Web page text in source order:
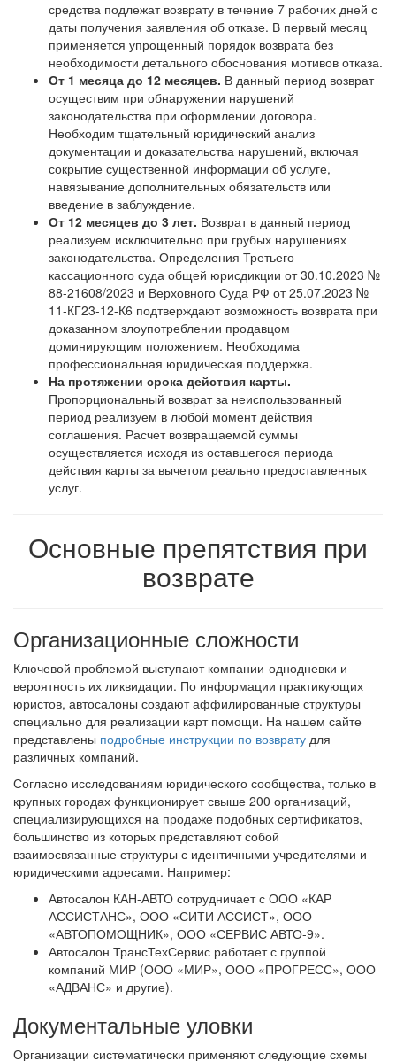
средства подлежат возврату в течение 7 рабочих дней с
даты получения заявления об отказе. В первый месяц
применяется упрощенный порядок возврата без
необходимости детального обоснования мотивов отказа.
От 1 месяца до 12 месяцев. В данный период возврат
осуществим при обнаружении нарушений
законодательства при оформлении договора.
Необходим тщательный юридический анализ
документации и доказательства нарушений, включая
сокрытие существенной информации об услуге,
навязывание дополнительных обязательств или
введение в заблуждение.
От 12 месяцев до 3 лет. Возврат в данный период
реализуем исключительно при грубых нарушениях
законодательства. Определения Третьего
кассационного суда общей юрисдикции от 30.10.2023 №
88-21608/2023 и Верховного Суда РФ от 25.07.2023 №
11-КГ23-12-К6 подтверждают возможность возврата при
доказанном злоупотреблении продавцом
доминирующим положением. Необходима
профессиональная юридическая поддержка.
На протяжении срока действия карты.
Пропорциональный возврат за неиспользованный
период реализуем в любой момент действия
соглашения. Расчет возвращаемой суммы
осуществляется исходя из оставшегося периода
действия карты за вычетом реально предоставленных
услуг.
Основные препятствия при
возврате
Организационные сложности
Ключевой проблемой выступают компании-однодневки и
вероятность их ликвидации. По информации практикующих
юристов, автосалоны создают аффилированные структуры
специально для реализации карт помощи. На нашем сайте
представлены подробные инструкции по возврату для
различных компаний.
Согласно исследованиям юридического сообщества, только в
крупных городах функционирует свыше 200 организаций,
специализирующихся на продаже подобных сертификатов,
большинство из которых представляют собой
взаимосвязанные структуры с идентичными учредителями и
юридическими адресами. Например:
Автосалон КАН-АВТО сотрудничает с ООО «КАР
АССИСТАНС», ООО «СИТИ АССИСТ», ООО
«АВТОПОМОЩНИК», ООО «СЕРВИС АВТО-9».
Автосалон ТрансТехСервис работает с группой
компаний МИР (ООО «МИР», ООО «ПРОГРЕСС», ООО
«АДВАНС» и другие).
Документальные уловки
Организации систематически применяют следующие схемы